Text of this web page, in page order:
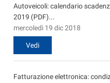
Autoveicoli: calendario
2019 (PDF)...
mercoledì 19 dic 2018
Vedi
Fatturazione elettronica: